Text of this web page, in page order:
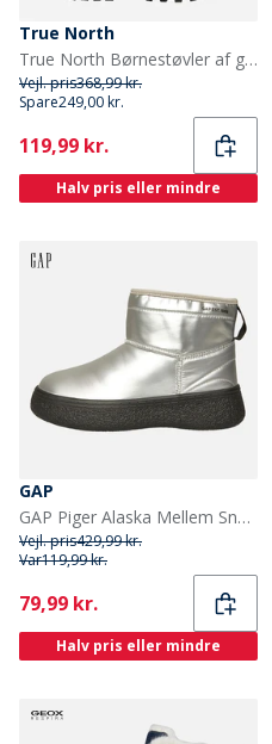
True North
True North Børnestøvler af gummi Sort
Vejl. pris368,99 kr.
Spare249,00 kr.
Current
119,99 kr.
Halv pris eller mindre
GAP
GAP Piger Alaska Mellem Snestøvler Sølv
Vejl. pris429,99 kr.
Var119,99 kr.
Current
79,99 kr.
Halv pris eller mindre